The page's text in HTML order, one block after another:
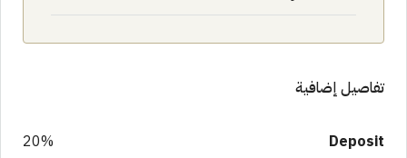
تفاصيل إضافية
Deposit
20%